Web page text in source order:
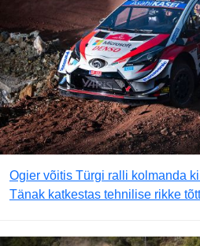
Ogier võitis Türgi ralli kolmanda
Tänak katkestas tehnilise rikke